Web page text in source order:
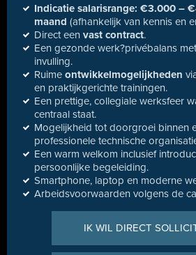
Indicatie salarisrange: €3.000 –
maand (afhankelijk van kennis en
Direct een vast contract.
Een gezonde werk?privébalans
invulling.
Ruime ontwikkelmogelijkheden
en praktijkgerichte trainingen.
Een prettige, collegiale werksfeer
centraal staat.
Mogelijkheid tot doorgroei binnen
professionele technische
Een warm welkom inclusief
persoonlijke begeleiding.
Smartphone, laptop en moderne
Arbeidsvoorwaarden volgens de
IK WIL DIRECT